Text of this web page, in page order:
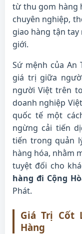
từ thu gom hàng
chuyên nghiệp,
giao hàng tận
giới.
Sứ mệnh của An
giá trị giữa
người Việt trên
doanh nghiệp
quốc tế một
ngừng cải tiến
tiến trong quản
hàng hóa, nhằm
tuyệt đối cho
hàng đi Cộng
Phát.
Giá Trị Cốt
Hàng